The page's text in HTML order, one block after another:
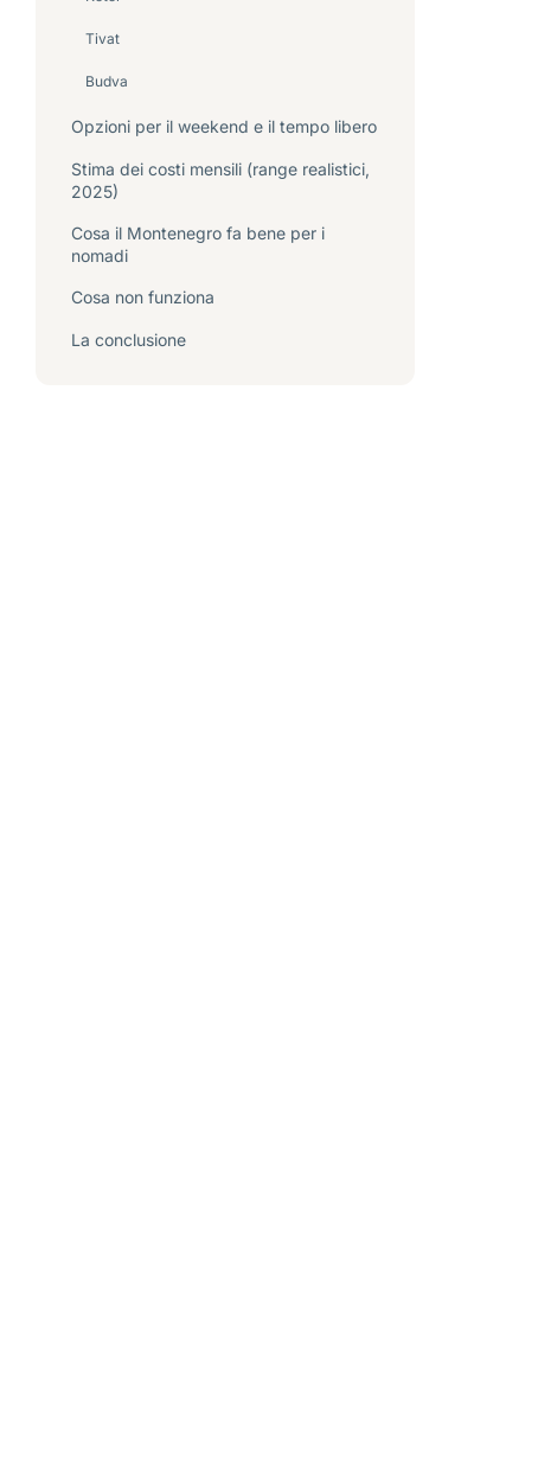
Tivat
Budva
Opzioni per il weekend e il tempo libero
Stima dei costi mensili (range realistici,
2025)
Cosa il Montenegro fa bene per i
nomadi
Cosa non funziona
La conclusione